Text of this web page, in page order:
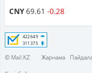
CNY69.61 -0.28
© Mail.KZ Жарнама